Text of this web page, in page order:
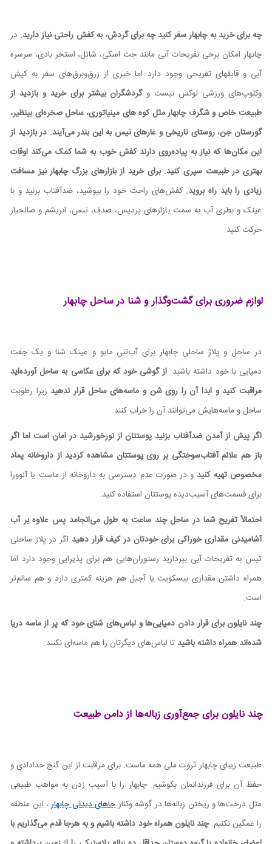
چه برای خرید به چابهار سفر کنید چه برای گردش، به کفش راحتی نیاز دارید. در
چابهار امکان برخی تفریحات آبی مانند جت اسکی، شاتل، استخر بادی، سرسره
آبی و قایقهای تفریحی وجود دارد اما خبری از زرق‌وبرق‌های سفر به کیش
وکلوپ‌های ورزشی لوکس نیست وگردشگران بیشتر برای خرید و بازدید از
طبیعت خاص و شگرف چابهار مثل کوه های مینیاتوری، ساحل صخره‌ای بینظیر،
گورستان جن، روستای تاریخی و غارهای تیس به این بندر می‌آیند. در بازدید از
این مکان‌ها که نیاز به پیاده‌روی دارند کفش خوب به شما کمک می‌کند اوقات
بهتری در طبیعت سپری کنید. برای خرید از بازارهای بزرگ چابهار نیز مسافت
زیادی را باید راه بروید. کفش‌های راحت خود را بپوشید، ضدآفتاب بزنید و با
عینک و بطری آب به سمت بازارهای پردیس، صدف، تیس، ابریشم و صالحیار
حرکت کنید.
لوازم ضروری برای گشت‌وگذار و شنا در ساحل چابهار
در ساحل و پلاژ ساحلی چابهار برای آب‌تنی مایو و عینک شنا و یک جفت
دمپایی با خود داشته باشید. از گوشی خود که برای عکاسی به ساحل آورده‌اید
مراقبت کنید و ابدا آن را روی شن و ماسه‌های ساحل قرار ندهید زیرا رطوبت
ساحل و ماسه‌هایش می‌توانند آن را خراب کنند.
اگر پیش از آمدن ضدآفتاب بزنید پوستتان از نورخورشید در امان است اما اگر
باز هم علائم آفتاب‌سوختگی بر روی پوستتان مشاهده کردید از داروخانه پماد
مخصوص تهیه کنید و در صورت عدم دسترسی به داروخانه از ماست یا آلوورا
برای قسمت‌های آسیب‌دیده پوستتان استفاده کنید.
احتمالاً تفریح شما در ساحل چند ساعت به طول می‌انجامد پس علاوه بر آب
آشامیدنی مقداری خوراکی برای خودتان در کیف قرار دهید اگر در پلاژ ساحلی
تیس به تفریحات آبی بپردازید رستوران‌هایی هم برای پذیرایی وجود دارد اما
همراه داشتن مقداری بیسکویت یا آجیل هم هزینه کمتری دارد و هم سالم‌تر
است.
چند نایلون برای قرار دادن دمپایی‌ها و لباس‌های شنای خود که پر از ماسه دریا
شده‌اند همراه داشته باشید تا لباس‌های دیگرتان را هم ماسه‌ای نکنند.
چند نایلون برای جمع‌آوری زباله‌ها از دامن طبیعت
طبیعت زیبای چابهار ثروت ملی همه ماست. برای مراقبت از این گنج خدادادی و
حفظ آن برای فرزندانمان بکوشیم. چابهار را با آسیب زدن به مواهب طبیعی
مثل درخت‌ها و ریختن زباله‌ها در گوشه وکنارجاهای دیدنی چابهار، این منطقه
را غمگین نکنیم.چند نایلون همراه خود داشته باشیم و به هرجا قدم می‌گذاریم با